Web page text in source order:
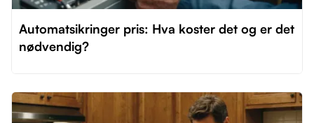
Automatsikringer pris: Hva koster det og er det
nødvendig?